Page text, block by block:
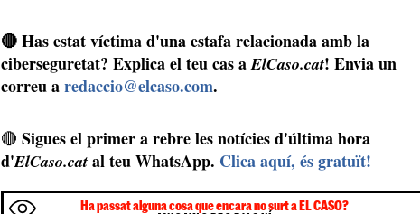
🔴 Has estat víctima d'una estafa relacionada amb la
ciberseguretat? Explica el teu cas aElCaso.cat! Envia un
correu aredaccio@elcaso.com.
🔴Sigues el primer a rebre les notícies d'última hora
d'ElCaso.cat al teu WhatsApp. Clica aquí, és gratuït!
Ha passat alguna cosa que encara no surt a EL CASO?